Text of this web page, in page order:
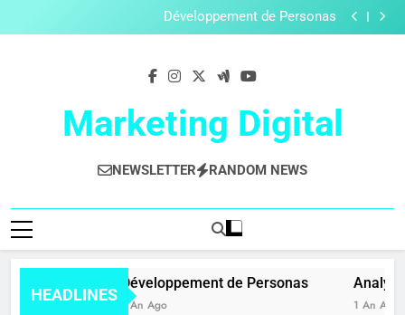
to
Développement de Personas
Analyse Concurrentielle
Développement de Personas
Audit Digital
Marketing Digital
NEWSLETTER RANDOM NEWS
HEADLINES
Développement de Personas
1 An Ago 1 An Ago